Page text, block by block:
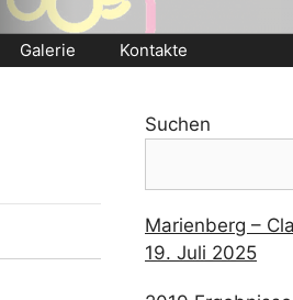
Galerie Kontakte
Suchen
Marienberg –
19. Juli 2025